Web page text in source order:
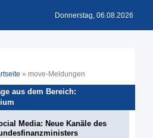
Donnerstag, 06.08.2026
» move-Meldungen
aus dem Bereich:
Media: Neue Kanäle des